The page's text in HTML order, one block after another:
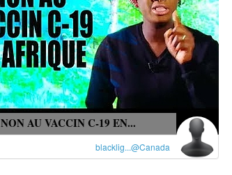
NON AU VACCIN C-19 EN...
blacklig...@Canada